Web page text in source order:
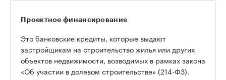
Проектное финансирование
Это банковские кредиты, которые выдают
застройщикам на строительство жилья или других
объектов недвижимости, возводимых в рамках закона
«Об участии в долевом строительстве» (214-ФЗ).